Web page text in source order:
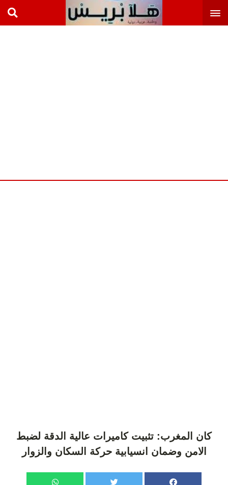
كان المغرب: تثبيت كاميرات عالية الدقة لضبط
الامن وضمان انسيابية حركة السكان والزوار